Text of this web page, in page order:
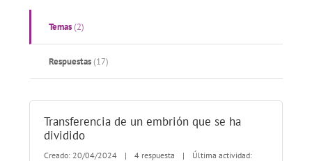
Temas(2)
Respuestas (17)
Transferencia de un embrión que se ha
dividido
Creado: 20/04/2024 | 4 respuesta |
Última actividad: